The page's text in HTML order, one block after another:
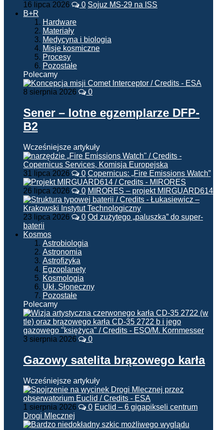
16 lipca 2026 0 Sojuz MS-29 na ISS
B+R
Hardware
Materiały
Medycyna i biologia
Misje kosmiczne
Procesy
Pozostałe
Polecamy
8 sierpnia 2026 0
Sener – lotne egzemplarze DFP-
B2
Wcześniejsze artykuły
31 lipca 2026 0 Copernicus: „Fire Emissions Watch”
26 lipca 2026 0 MIRORES – projekt MIRGUARD614
23 lipca 2026 0 Od zużytego „paluszka” do super-
baterii
Kosmos
Astrobiologia
Astronomia
Astrofizyka
Egzoplanety
Kosmologia
Ukł. Słoneczny
Pozostałe
Polecamy
3 sierpnia 2026 0
Gazowy satelita brązowego karła
Wcześniejsze artykuły
1 sierpnia 2026 0 Euclid – 6 gigapikseli centrum
Drogi Mlecznej